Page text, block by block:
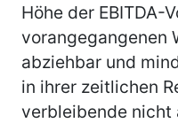
Höhe der EBITDA-
vorangegangenen
abziehbar und
in ihrer zeitlichen
verbleibende nicht